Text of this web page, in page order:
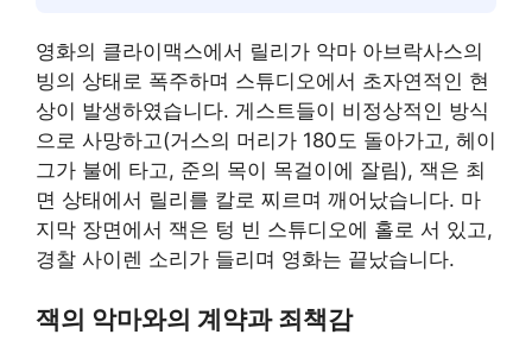
영화의 클라이맥스에서 릴리가 악마 아브락사스의
빙의 상태로 폭주하며 스튜디오에서 초자연적인 현
상이 발생하였습니다. 게스트들이 비정상적인 방식
으로 사망하고(거스의 머리가 180도 돌아가고, 헤이
그가 불에 타고, 준의 목이 목걸이에 잘림), 잭은 최
면 상태에서 릴리를 칼로 찌르며 깨어났습니다. 마
지막 장면에서 잭은 텅 빈 스튜디오에 홀로 서 있고,
경찰 사이렌 소리가 들리며 영화는 끝났습니다.
잭의 악마와의 계약과 죄책감